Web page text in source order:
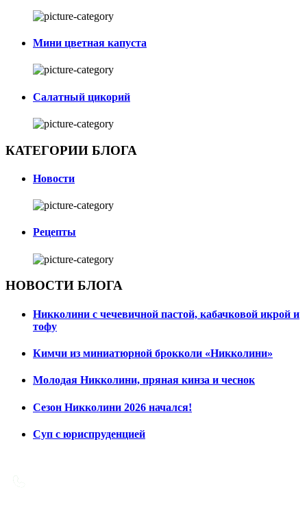
Мини цветная капуста
Салатный цикорий
КАТЕГОРИИ БЛОГА
Новости
Рецепты
НОВОСТИ БЛОГА
Никколини с чечевичной пастой, кабачковой икрой и
тофу
Кимчи из миниатюрной брокколи «Никколини»
Молодая Никколини, пряная кинза и чеснок
Сезон Никколини 2026 начался!
Суп с юриспруденцией